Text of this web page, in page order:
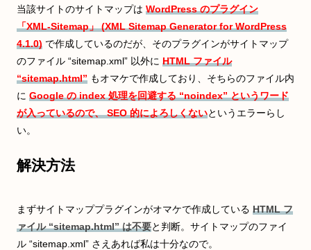
当該サイトのサイトマップは WordPress のプラグイン
「XML-Sitemap」 (XML Sitemap Generator for WordPress
4.1.0) で作成しているのだが、そのプラグインがサイトマップ
のファイル “sitemap.xml” 以外に HTML ファイル
“sitemap.html” もオマケで作成しており、そちらのファイル内
に Google の index 処理を回避する “noindex” というワード
が入っているので、 SEO 的によろしくないというエラーらし
い。
解決方法
まずサイトマッププラグインがオマケで作成している HTML フ
ァイル “sitemap.html” は不要と判断。サイトマップのファイ
ル “sitemap.xml” さえあれば私は十分なので。